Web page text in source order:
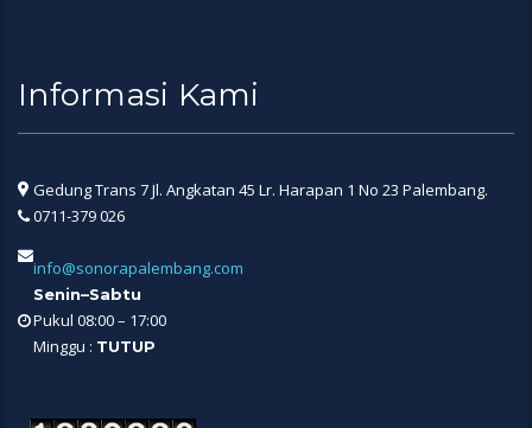
Informasi Kami
Gedung Trans 7 Jl. Angkatan 45 Lr. Harapan 1 No 23 Palembang.
0711-379 026
info@sonorapalembang.com
Senin–Sabtu
Pukul 08:00 – 17:00
Minggu : TUTUP